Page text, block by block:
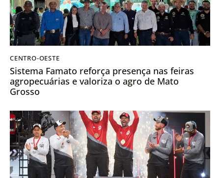
CENTRO-OESTE
Sistema Famato reforça presença nas feiras
agropecuárias e valoriza o agro de Mato
Grosso